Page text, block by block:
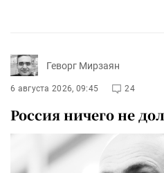
Геворг Мирзаян
6 августа 2026, 09:45 24
Россия ничего не